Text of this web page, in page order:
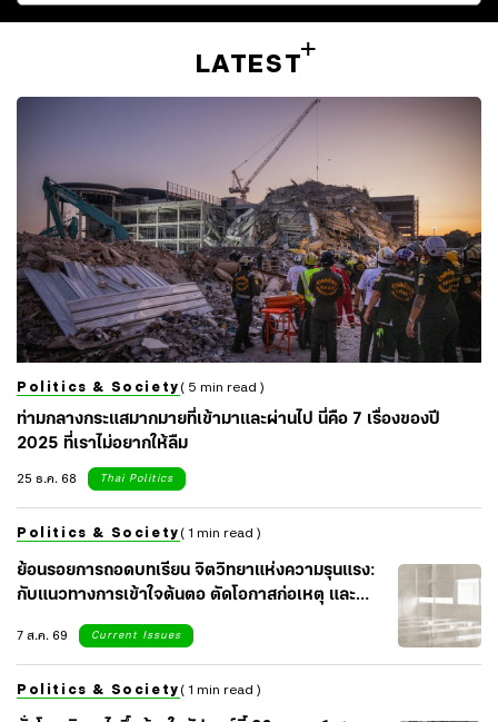
LATEST
Politics & Society ( 5 min read )
ท่ามกลางกระแสมากมายที่เข้ามาและผ่านไป นี่คือ 7 เรื่องของปี
2025 ที่เราไม่อยากให้ลืม
25 ธ.ค. 68
Thai Politics
Politics & Society ( 1 min read )
ย้อนรอยการถอดบทเรียน จิตวิทยาแห่งความรุนแรง:
กับแนวทางการเข้าใจต้นตอ ตัดโอกาสก่อเหตุ และ
เยียวยาจิตใจสังคม
7 ส.ค. 69 Current Issues
Politics & Society ( 1 min read )